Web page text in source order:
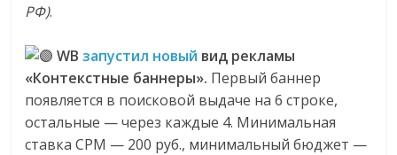
РФ).
WBзапустил новый вид рекламы
«Контекстные баннеры». Первый баннер
появляется в поисковой выдаче на 6 строке,
остальные — через каждые 4. Минимальная
ставка СPM — 200 руб., минимальный бюджет —